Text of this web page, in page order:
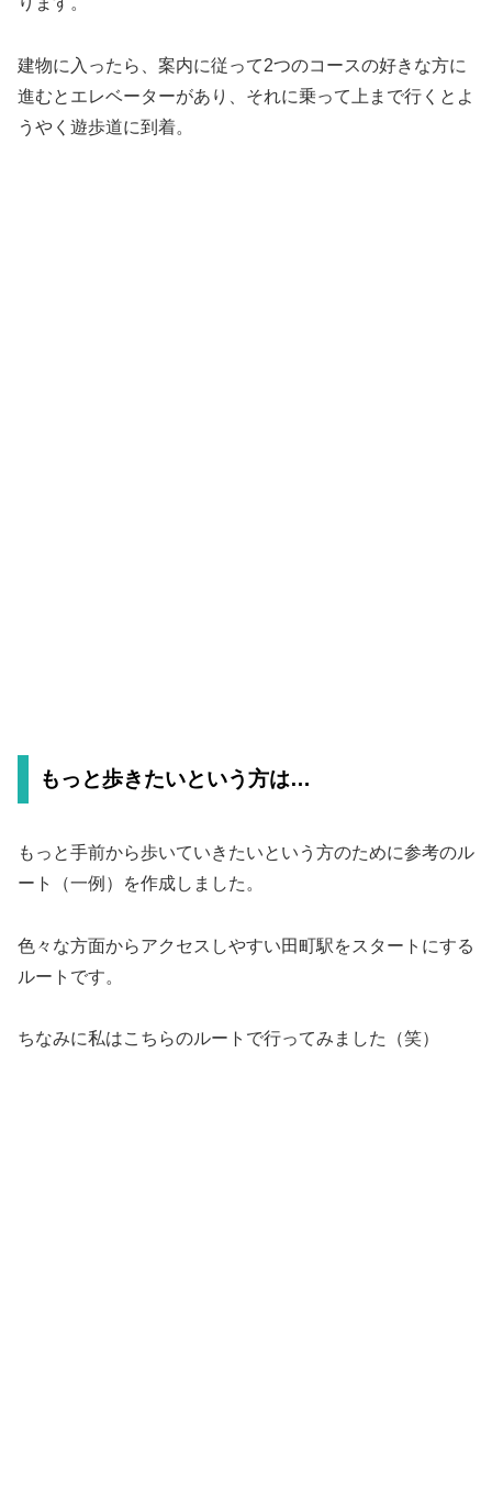
建物に入ったら、案内に従って2つのコースの好きな方に
進むとエレベーターがあり、それに乗って上まで行くとよ
うやく遊歩道に到着。
もっと歩きたいという方は…
もっと手前から歩いていきたいという方のために参考のル
ート（一例）を作成しました。
色々な方面からアクセスしやすい田町駅をスタートにする
ルートです。
ちなみに私はこちらのルートで行ってみました（笑）